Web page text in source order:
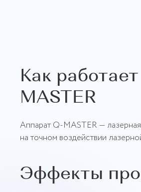
Как
MASTER
Аппарат Q-MASTER —
на точном воздействии
Эффекты